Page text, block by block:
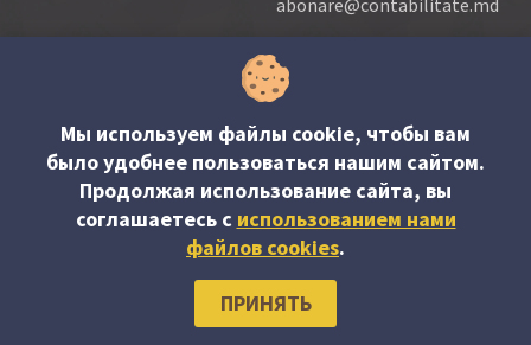
abonare@contabilitate.md
contabilitate
© PP “Contabilitate şi Audit” SRL, 2023
Мы используем файлы cookie, чтобы вам
было удобнее пользоваться нашим сайтом.
Продолжая использование сайта, вы
соглашаетесь c использованием нами
файлов cookies.
ПРИНЯТЬ